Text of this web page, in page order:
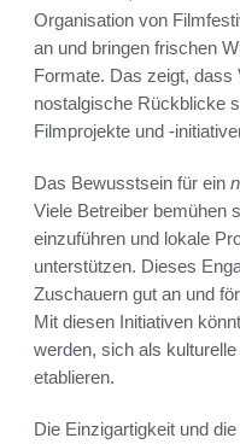
Organisation von
an und bringen frischen
Formate. Das zeigt, dass
nostalgische Rückblicke
Filmprojekte und -
Das Bewusstsein für ein
Viele Betreiber bemühen
einzuführen und lokale
unterstützen. Dieses
Zuschauern gut an und
Mit diesen Initiativen
werden, sich als
etablieren.
Die Einzigartigkeit und